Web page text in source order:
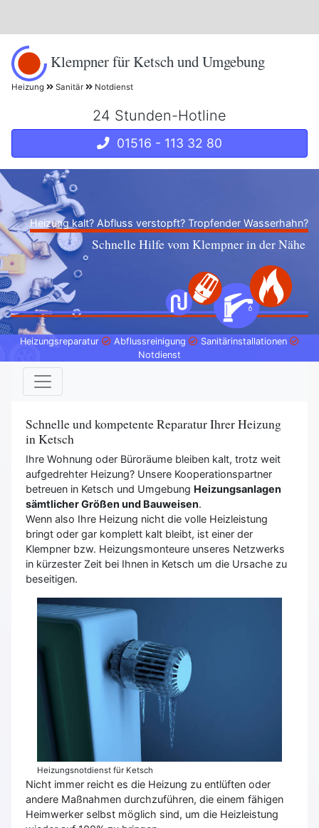
Klempner für Ketsch und Umgebung
Heizung Sanitär Notdienst
24 Stunden-Hotline
01516 - 113 32 80
Heizung kalt? Abfluss verstopft? Tropfender Wasserhahn?
Schnelle Hilfe vom Klempner in der Nähe
Heizungsreparatur Abflussreinigung
Sanitärinstallationen
Notdienst
Schnelle und kompetente Reparatur Ihrer Heizung
in Ketsch
Ihre Wohnung oder Büroräume bleiben kalt, trotz weit
aufgedrehter Heizung? Unsere Kooperationspartner
betreuen in Ketsch und Umgebung Heizungsanlagen
sämtlicher Größen und Bauweisen.
Wenn also Ihre Heizung nicht die volle Heizleistung
bringt oder gar komplett kalt bleibt, ist einer der
Klempner bzw. Heizungsmonteure unseres Netzwerks
in kürzester Zeit bei Ihnen in Ketsch um die Ursache zu
beseitigen.
Heizungsnotdienst für Ketsch
Nicht immer reicht es die Heizung zu entlüften oder
andere Maßnahmen durchzuführen, die einem fähigen
Heimwerker selbst möglich sind, um die Heizleistung